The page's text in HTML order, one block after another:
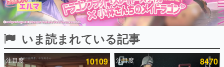
ピックアップ
いま読まれている記事
注目度 10109 注目度 8470